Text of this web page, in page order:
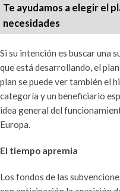
Te ayudamos a elegir el
necesidades
Si su intención es buscar una
que está desarrollando, el
plan se puede ver también el
categoría y un beneficiario
idea general del
Europa.
El tiempo apremia
Los fondos de las